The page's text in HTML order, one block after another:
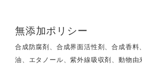
無添加ポリシー
合成防腐剤、合成界面活性剤、合成香料
油、エタノール、紫外線吸収剤、動物由